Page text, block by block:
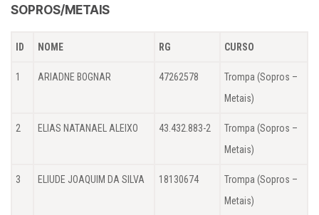
SOPROS/METAIS
ID NOME RG CURSO
1 ARIADNE BOGNAR 47262578
Trompa (Sopros –
Metais)
2 ELIAS NATANAEL ALEIXO 43.432.883-2
Trompa (Sopros –
Metais)
3 ELIUDE JOAQUIM DA SILVA 18130674
Trompa (Sopros –
Metais)